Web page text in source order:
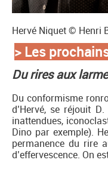
Hervé Niquet © Henri
> Les
Du rires aux
Du conformisme
d’Hervé, se réjouit
inattendues,
Dino par exemple).
permanence du rire
d’effervescence. On